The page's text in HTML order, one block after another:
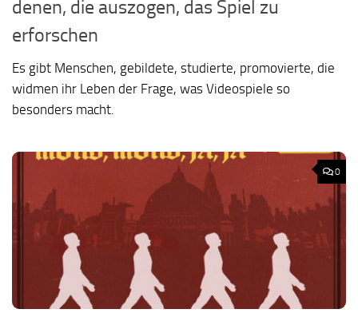
denen, die auszogen, das Spiel zu
erforschen
Es gibt Menschen, gebildete, studierte, promovierte, die
widmen ihr Leben der Frage, was Videospiele so
besonders macht.
0